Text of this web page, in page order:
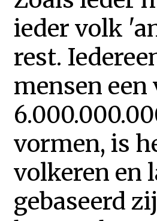
ieder volk
rest.
mensen
vormen, is
volkeren en
gebaseerd